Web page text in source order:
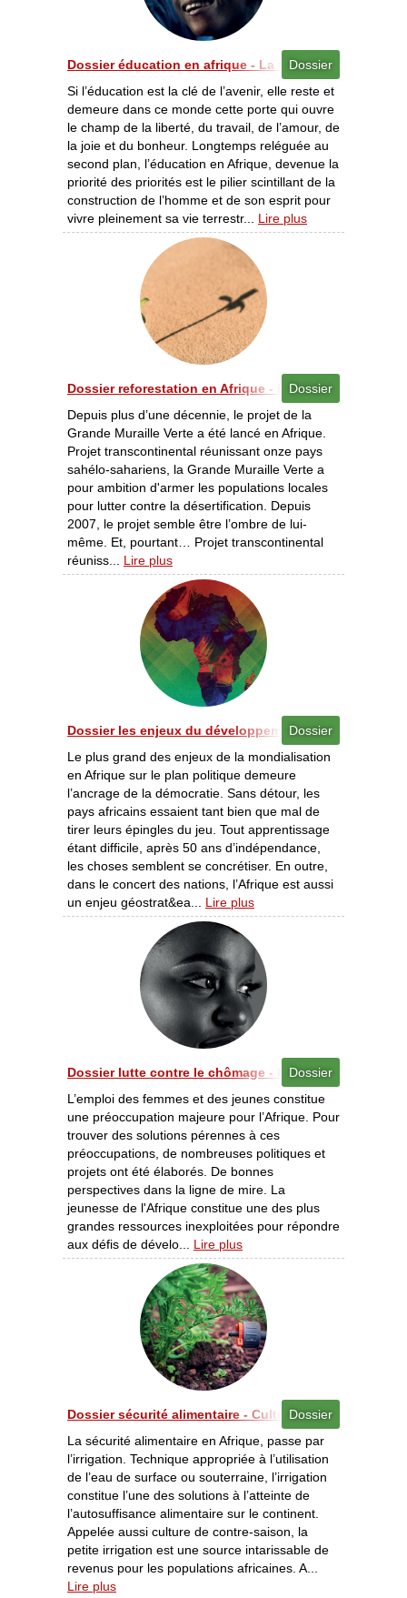
Dossier
Dossier éducation en afrique - La voie pour
Si l’éducation est la clé de l’avenir, elle reste et
demeure dans ce monde cette porte qui ouvre
le champ de la liberté, du travail, de l’amour, de
la joie et du bonheur. Longtemps reléguée au
second plan, l’éducation en Afrique, devenue la
priorité des priorités est le pilier scintillant de la
construction de l’homme et de son esprit pour
vivre pleinement sa vie terrestr... Lire plus
Dossier
Dossier reforestation en Afrique - Lutte contre la
Depuis plus d’une décennie, le projet de la
Grande Muraille Verte a été lancé en Afrique.
Projet transcontinental réunissant onze pays
sahélo-sahariens, la Grande Muraille Verte a
pour ambition d'armer les populations locales
pour lutter contre la désertification. Depuis
2007, le projet semble être l’ombre de lui-
même. Et, pourtant… Projet transcontinental
réuniss... Lire plus
Dossier
Dossier les enjeux du développement - Politique -
Le plus grand des enjeux de la mondialisation
en Afrique sur le plan politique demeure
l’ancrage de la démocratie. Sans détour, les
pays africains essaient tant bien que mal de
tirer leurs épingles du jeu. Tout apprentissage
étant difficile, après 50 ans d’indépendance,
les choses semblent se concrétiser. En outre,
dans le concert des nations, l’Afrique est aussi
un enjeu géostrat&ea... Lire plus
Dossier
Dossier lutte contre le chômage - Emploi des femmes
L’emploi des femmes et des jeunes constitue
une préoccupation majeure pour l’Afrique. Pour
trouver des solutions pérennes à ces
préoccupations, de nombreuses politiques et
projets ont été élaborés. De bonnes
perspectives dans la ligne de mire. La
jeunesse de l'Afrique constitue une des plus
grandes ressources inexploitées pour répondre
aux défis de dévelo... Lire plus
Dossier
Dossier sécurité alimentaire - Cultures irriguées -
La sécurité alimentaire en Afrique, passe par
l’irrigation. Technique appropriée à l’utilisation
de l’eau de surface ou souterraine, l’irrigation
constitue l’une des solutions à l’atteinte de
l’autosuffisance alimentaire sur le continent.
Appelée aussi culture de contre-saison, la
petite irrigation est une source intarissable de
revenus pour les populations africaines. A...
Lire plus